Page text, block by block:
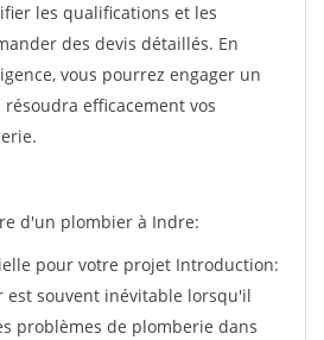
les qualifications et les
des devis détaillés. En
vous pourrez engager un
efficacement vos
d'un plombier à Indre:
pour votre projet Introduction:
est souvent inévitable lorsqu'il
problèmes de plomberie dans